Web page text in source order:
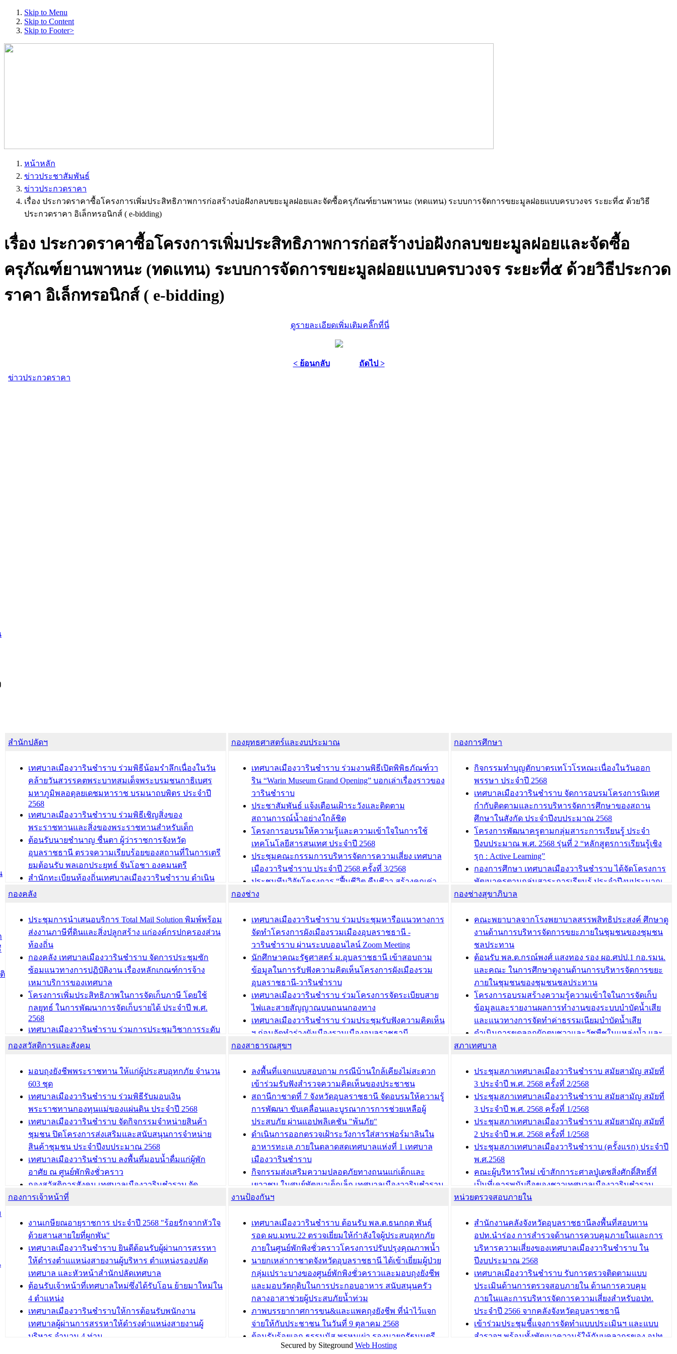
Skip to Menu
Skip to Content
Skip to Footer>
หน้าหลัก
ข่าวประชาสัมพันธ์
ข่าวประกวดราคา
เรื่อง ประกวดราคาซื้อโครงการเพิ่มประสิทธิภาพการก่อสร้างบ่อฝังกลบขยะมูลฝอยและจัดซื้อครุภัณฑ์ยานพาหนะ (ทดแทน) ระบบการจัดการขยะมูลฝอยแบบครบวงจร ระยะที่๕ ด้วยวิธี
ประกวดราคา อิเล็กทรอนิกส์ ( e-bidding)
เรื่อง ประกวดราคาซื้อโครงการเพิ่มประสิทธิภาพการก่อสร้างบ่อฝังกลบขยะมูลฝอยและจัดซื้อ
ครุภัณฑ์ยานพาหนะ (ทดแทน) ระบบการจัดการขยะมูลฝอยแบบครบวงจร ระยะที่๕ ด้วยวิธีประกวด
ราคา อิเล็กทรอนิกส์ ( e-bidding)
ดูรายละเอียดเพิ่มเติมคลิ๊กที่นี่
< ย้อนกลับ
ถัดไป >
ข่าวประกวดราคา
สำนักปลัดฯ
เทศบาลเมืองวารินชำราบ ร่วมพิธีน้อมรำลึกเนื่องในวัน
คล้ายวันสวรรคตพระบาทสมเด็จพระบรมชนกาธิเบศร
มหาภูมิพลอดุลยเดชมหาราช บรมนาถบพิตร ประจำปี
2568
เทศบาลเมืองวารินชำราบ ร่วมพิธีเชิญสิ่งของ
พระราชทานและสิ่งของพระราชทานสำหรับเด็ก
ต้อนรับนายชำนาญ ชื่นตา ผู้ว่าราชการจังหวัด
อุบลราชธานี ตรวจความเรียบร้อยของสถานที่ในการเตรี
ยมต้อนรับ พลเอกประยุทธ์ จันโอชา องคมนตรี
สำนักทะเบียนท้องถิ่นเทศบาลเมืองวารินชำราบ ดำเนิน
การมอบทะเบียนบ้าน ทร.14 และบัตรประจำตัวประชาชน
บ้าน (ท.ร.14) กรณีคนไม่มีสัญชาติไทยได้รับอนุญาตให้มี
ถิ่นที่อยู่
ประชุมคณะกรรมการประเมินผลการควบคุมภายในของ
สำนัก/กอง/โรงเรียน/ศูนย์พัฒนาเด็กเล็ก/สถานธนานุบาล
บทความ อื่นๆ ...
กองยุทธศาสตร์และงบประมาณ
เทศบาลเมืองวารินชำราบ ร่วมงานพิธีเปิดพิพิธภัณฑ์วา
ริน “Warin Museum Grand Opening” บอกเล่าเรื่องราวของ
วารินชำราบ
ประชาสัมพันธ์ แจ้งเตือนเฝ้าระวังและติดตาม
สถานการณ์น้ำอย่างใกล้ชิด
โครงการอบรมให้ความรู้และความเข้าใจในการใช้
เทคโนโลยีสารสนเทศ ประจำปี 2568
ประชุมคณะกรรมการบริหารจัดการความเสี่ยง เทศบาล
เมืองวารินชำราบ ประจำปี 2568 ครั้งที่ 3/2568
ประชุมทีมวิจัยโครงการ “ฟื้นชีวิต คืนชีวา สร้างคุณค่า
เมืองวาริน” เพื่อร่วมขับเคลื่อนเมืองวารินชำราบให้เป็น
บทความ อื่นๆ ...
กองการศึกษา
กิจกรรมทำบุญตักบาตรเทโวโรหณะเนื่องในวันออก
พรรษา ประจำปี 2568
เทศบาลเมืองวารินชำราบ จัดการอบรมโครงการนิเทศ
กำกับติดตามและการบริหารจัดการศึกษาของสถาน
ศึกษาในสังกัด ประจำปีงบประมาณ 2568
โครงการพัฒนาครูตามกลุ่มสาระการเรียนรู้ ประจำ
ปีงบประมาณ พ.ศ. 2568 รุ่นที่ 2 “หลักสูตรการเรียนรู้เชิง
รุก : Active Learning”
กองการศึกษา เทศบาลเมืองวารินชำราบ ได้จัดโครงการ
พัฒนาครูตามกลุ่มสาระการเรียนรู้ ประจำปีงบประมาณ
พ.ศ. 2568
รางวัลผู้อำนวยการสำนัก/กองการศึกษาดีเด่น ในงาน
แข่งขันทักษะทางวิชาการและงานมหกรรมการจัดการ
ศึกษาท้องถิ่น ระดับประเทศครั้งที่ 14 ประจำปี 2568
บทความ อื่นๆ ...
กองคลัง
ประชุมการนำเสนอบริการ Total Mail Solution พิมพ์พร้อม
ส่งงานภาษีที่ดินและสิ่งปลูกสร้าง แก่องค์กรปกครองส่วน
ท้องถิ่น
กองคลัง เทศบาลเมืองวารินชำราบ จัดการประชุมซัก
ซ้อมแนวทางการปฏิบัติงาน เรื่องหลักเกณฑ์การจ้าง
เหมาบริการของเทศบาล
โครงการเพิ่มประสิทธิภาพในการจัดเก็บภาษี โดยใช้
กลยุทธ์ ในการพัฒนาการจัดเก็บรายได้ ประจำปี พ.ศ.
2568
เทศบาลเมืองวารินชำราบ ร่วมการประชุมวิชาการระดับ
นานาชาติและนิทรรศการด้านนวัตกรรมท้องถิ่น 2568
ทะเบียนภาษีป้าย
ประชุมผู้เช่าอาคารพาณิชย์ บริเวณถนนเกษมสุขและ
ถนนประทุมเทพภักดี
บทความ อื่นๆ ...
กองช่าง
เทศบาลเมืองวารินชำราบ ร่วมประชุมหารือแนวทางการ
จัดทำโครงการผังเมืองรวมเมืองอุบลราชธานี -
วารินชำราบ ผ่านระบบออนไลน์ Zoom Meeting
นักศึกษาคณะรัฐศาสตร์ ม.อุบลราชธานี เข้าสอบถาม
ข้อมูลในการรับฟังความคิดเห็นโครงการผังเมืองรวม
อุบลราชธานี-วารินชำราบ
เทศบาลเมืองวารินชำราบ ร่วมโครงการจัดระเบียบสาย
ไฟและสายสัญญาณบนถนนกองทาง
เทศบาลเมืองวารินชำราบ ร่วมประชุมรับฟังความคิดเห็น
ฯ ก่อนจัดทำร่างผังเมืองรวมเมืองอุบลราชธานี -
วารินชำราบ ครั้งที่ 3
การขออนุญาตเข้าทำประโยชน์ในพื้นที่ป่าไม้
บทความ อื่นๆ ...
กองช่างสุขาภิบาล
คณะพยาบาลจากโรงพยาบาลสรรพสิทธิประสงค์ ศึกษาดู
งานด้านการบริหารจัดการขยะภายในชุมชนของชุมชน
ชลประทาน
ต้อนรับ พล.ต.กรณ์พงศ์ แสงทอง รอง ผอ.ศปป.1 กอ.รมน.
และคณะ ในการศึกษาดูงานด้านการบริหารจัดการขยะ
ภายในชุมชนของชุมชนชลประทาน
โครงการอบรมสร้างความรู้ความเข้าใจในการจัดเก็บ
ข้อมูลและรายงานผลการทำงานของระบบบำบัดน้ำเสีย
และแนวทางการจัดทำค่าธรรมเนียมบำบัดน้ำเสีย
ดำเนินการขุดลอกผักตบชวาและวัชพืชในแหล่งน้ำ และ
พัฒนาฟื้นฟูและแก้ไขปัญหาแหล่งน้ำสาธารณะภายใน
ดำเนินการขุดลอกผักตบชวาและวัชพืชในแหล่งน้ำ และ
พัฒนาฟื้นฟูและแก้ไขปัญหาแหล่งน้ำสาธารณะภายชุม
ชนท่าบ้งมั่ง
บทความ อื่นๆ ...
กองสวัสดิการและสังคม
มอบถุงยังชีพพระราชทาน ให้แก่ผู้ประสบอุทกภัย จำนวน
603 ชุด
เทศบาลเมืองวารินชำราบ ร่วมพิธีรับมอบเงิน
พระราชทานกองทุนแม่ของแผ่นดิน ประจำปี 2568
เทศบาลเมืองวารินชำราบ จัดกิจกรรมจำหน่ายสินค้า
ชุมชน ปิดโครงการส่งเสริมและสนับสนุนการจำหน่าย
สินค้าชุมชน ประจำปีงบประมาณ 2568
เทศบาลเมืองวารินชำราบ ลงพื้นที่มอบน้ำดื่มแก่ผู้พัก
อาศัย ณ ศูนย์พักพิงชั่วคราว
กองสวัสดิการสังคม เทศบาลเมืองวารินชำราบ จัด
โครงการอบรมอาชีพระยะสั้น ประจำปี 2568 (หลักสูตร
บทความ อื่นๆ ...
กองสาธารณสุขฯ
ลงพื้นที่แจกแบบสอบถาม กรณีบ้านใกล้เคียงไม่สะดวก
เข้าร่วมรับฟังสำรวจความคิดเห็นของประชาชน
สถานีกาชาดที่ 7 จังหวัดอุบลราชธานี จัดอบรมให้ความรู้
การพัฒนา ขับเคลื่อนและบูรณาการการช่วยเหลือผู้
ประสบภัย ผ่านแอปพลิเคชัน "พ้นภัย"
ดำเนินการออกตรวจเฝ้าระวังการใส่สารฟอร์มาลินใน
อาหารทะเล ภายในตลาดสดเทศบาลแห่งที่ 1 เทศบาล
เมืองวารินชำราบ
กิจกรรมส่งเสริมความปลอดภัยทางถนนแก่เด็กและ
เยาวชน ในศูนย์พัฒนาเด็กเล็ก เทศบาลเมืองวารินชำราบ
เทศบาลเมืองวารินชำราบ ร่วมประชุมปรึกษาหารือการ
สภาเทศบาล
ประชุมสภาเทศบาลเมืองวารินชำราบ สมัยสามัญ สมัยที่
3 ประจำปี พ.ศ. 2568 ครั้งที่ 2/2568
ประชุมสภาเทศบาลเมืองวารินชำราบ สมัยสามัญ สมัยที่
3 ประจำปี พ.ศ. 2568 ครั้งที่ 1/2568
ประชุมสภาเทศบาลเมืองวารินชำราบ สมัยสามัญ สมัยที่
2 ประจำปี พ.ศ. 2568 ครั้งที่ 1/2568
ประชุมสภาเทศบาลเมืองวารินชำราบ (ครั้งแรก) ประจำปี
พ.ศ.2568
คณะผู้บริหารใหม่ เข้าสักการะศาลปู่เดชสิ่งศักดิ์สิทธิ์ที่
เป็นที่เคารพนับถือของชาวเทศบาลเมืองวารินชำราบ
กองการเจ้าหน้าที่
งานเกษียณอายุราชการ ประจำปี 2568 "ร้อยรักจากหัวใจ
ด้วยสานสายใยที่ผูกพัน"
เทศบาลเมืองวารินชำราบ ยินดีต้อนรับผู้ผ่านการสรรหา
ให้ดำรงตำแแหน่งสายงานผู้บริหาร ตำแหน่งรองปลัด
เทศบาล และหัวหน้าสำนักปลัดเทศบาล
ต้อนรับเจ้าหน้าที่เทศบาลใหม่ซึ่งได้รับโอน ย้ายมาใหม่ใน
4 ตำแหน่ง
เทศบาลเมืองวารินชำราบให้การต้อนรับพนักงาน
เทศบาลผู้ผ่านการสรรหาให้ดำรงตำแหน่งสายงานผู้
บริหาร จำนวน 4 ท่าน
งานป้องกันฯ
เทศบาลเมืองวารินชำราบ ต้อนรับ พล.ต.ธนกฤต พันธุ์
รอด ผบ.มทบ.22 ตรวจเยี่ยมให้กำลังใจผู้ประสบอุทกภัย
ภายในศูนย์พักพิงชั่วคราวโครงการปรับปรุงคุณภาพน้ำ
นายกเหล่ากาชาดจังหวัดอุบลราชธานี ได้เข้าเยี่ยมผู้ป่วย
กลุ่มเปราะบางของศูนย์พักพิงชั่วคราวและมอบถุงยังชีพ
และมอบวัตถุดิบในการประกอบอาหาร สนับสนุนครัว
กลางอาสาช่วยผู้ประสบภัยน้ำท่วม
ภาพบรรยากาศการขน&และแพคถุงยังชีพ ที่นำไว้แจก
จ่ายให้กับประชาชน ในวันที่ 9 ตุลาคม 2568
ต้อนรับร้อยเอก ธรรมนัส พรหมเผ่า รองนายกรัฐมนตรี
และรัฐมนตรีว่าการกระทรวงเกษตรและสหกรณ์ ลงพื้นที่
หน่วยตรวจสอบภายใน
สำนักงานคลังจังหวัดอุบลราชธานีลงพื้นที่สอบทาน
อปท.นำร่อง การสำรวจด้านการควบคุมภายในและการ
บริหารความเสี่ยงของเทศบาลเมืองวารินชำราบ ใน
ปีงบประมาณ 2568
เทศบาลเมืองวารินชำราบ รับการตรวจติดตามแบบ
ประเมินด้านการตรวจสอบภายใน ด้านการควบคุม
ภายในและการบริหารจัดการความเสี่ยงสำหรับอปท.
ประจำปี 2566 จากคลังจังหวัดอุบลราชธานี
เข้าร่วมประชุมชี้แจงการจัดทำแบบประเมินฯ และแบบ
สำรวจฯ พร้อมทั้งพัฒนาความรู้ให้กับบุคลากรของ อปท.
Secured by Siteground Web Hosting